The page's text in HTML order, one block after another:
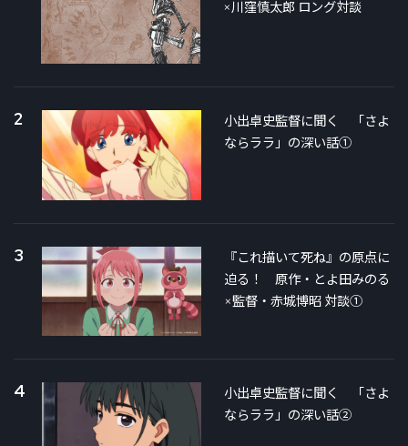
×川窪慎太郎 ロング対談
2
小出卓史監督に聞く 「さよ
ならララ」の深い話①
3
『これ描いて死ね』の原点に
迫る！ 原作・とよ田みのる
×監督・赤城博昭 対談①
4
小出卓史監督に聞く 「さよ
ならララ」の深い話②